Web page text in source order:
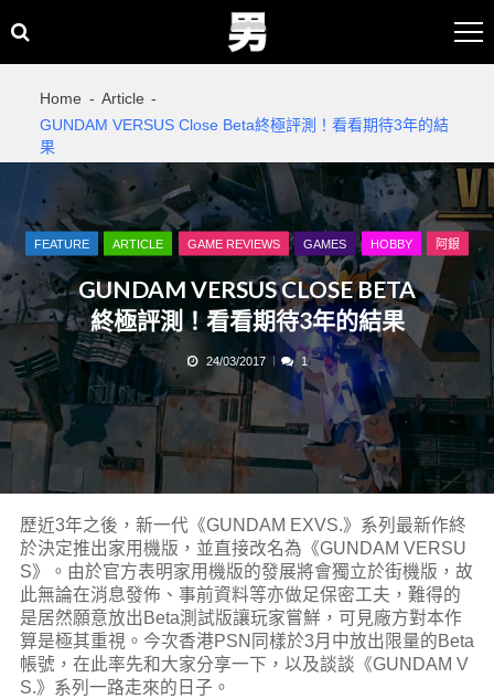
to
to
Home
Article
GUNDAM VERSUS Close Beta終極評測！看看期待3年的結
果
FEATURE ARTICLE GAME REVIEWS GAMES HOBBY 阿銀
GUNDAM VERSUS CLOSE BETA
終極評測！看看期待3年的結果
24/03/2017 1
歷近3年之後，新一代《GUNDAM EXVS.》系列最新作終
於決定推出家用機版，並直接改名為《GUNDAM VERSU
S》。由於官方表明家用機版的發展將會獨立於街機版，故
此無論在消息發佈、事前資料等亦做足保密工夫，難得的
是居然願意放出Beta測試版讓玩家嘗鮮，可見廠方對本作
算是極其重視。今次香港PSN同樣於3月中放出限量的Beta
帳號，在此率先和大家分享一下，以及談談《GUNDAM V
S.》系列一路走來的日子。